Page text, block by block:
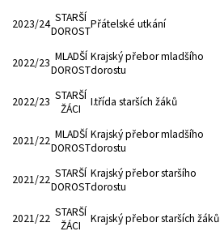
2023/24 STARŠÍ
DOROST
Přátelské utkání
2022/23 MLADŠÍ
DOROST
Krajský přebor mladšího
dorostu
2022/23 STARŠÍ
ŽÁCI
I.třída starších žáků
2021/22 MLADŠÍ
DOROST
Krajský přebor mladšího
dorostu
2021/22 STARŠÍ
DOROST
Krajský přebor staršího
dorostu
2021/22 STARŠÍ
ŽÁCI
Krajský přebor starších žáků